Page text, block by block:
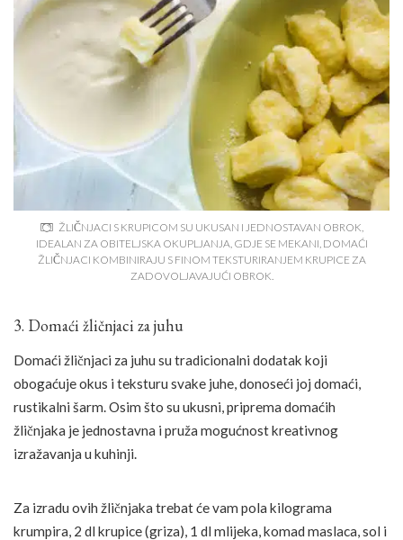
ŽLIČNJACI S KRUPICOM SU UKUSAN I JEDNOSTAVAN OBROK,
IDEALAN ZA OBITELJSKA OKUPLJANJA, GDJE SE MEKANI, DOMAĆI
ŽLIČNJACI KOMBINIRAJU S FINOM TEKSTURIRANJEM KRUPICE ZA
ZADOVOLJAVAJUĆI OBROK.
3. Domaći žličnjaci za juhu
Domaći žličnjaci za juhu su tradicionalni dodatak koji
obogaćuje okus i teksturu svake juhe, donoseći joj domaći,
rustikalni šarm. Osim što su ukusni, priprema domaćih
žličnjaka je jednostavna i pruža mogućnost kreativnog
izražavanja u kuhinji.
Za izradu ovih žličnjaka trebat će vam pola kilograma
krumpira, 2 dl krupice (griza), 1 dl mlijeka, komad maslaca, sol i